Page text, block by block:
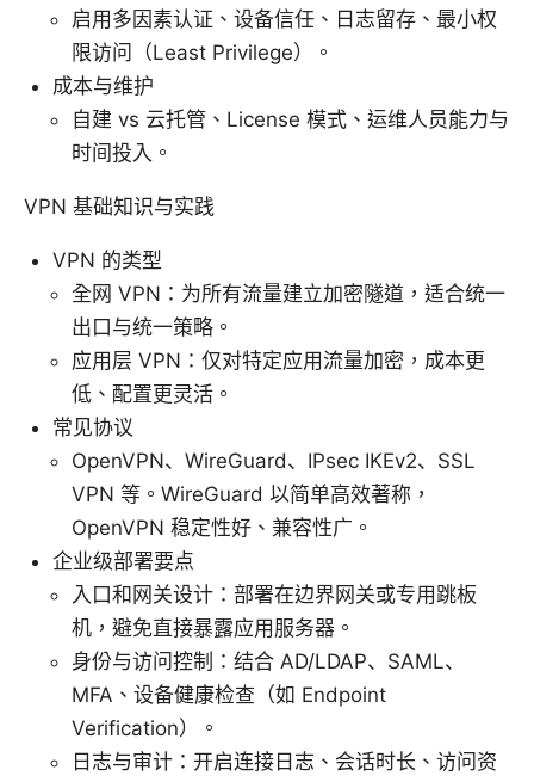
启用多因素认证、设备信任、日志留存、最小权
限访问（Least Privilege）。
成本与维护
自建 vs 云托管、License 模式、运维人员能力与
时间投入。
VPN 基础知识与实践
VPN 的类型
全网 VPN：为所有流量建立加密隧道，适合统一
出口与统一策略。
应用层 VPN：仅对特定应用流量加密，成本更
低、配置更灵活。
常见协议
OpenVPN、WireGuard、IPsec IKEv2、SSL
VPN 等。WireGuard 以简单高效著称，
OpenVPN 稳定性好、兼容性广。
企业级部署要点
入口和网关设计：部署在边界网关或专用跳板
机，避免直接暴露应用服务器。
身份与访问控制：结合 AD/LDAP、SAML、
MFA、设备健康检查（如 Endpoint
Verification）。
日志与审计：开启连接日志、会话时长、访问资